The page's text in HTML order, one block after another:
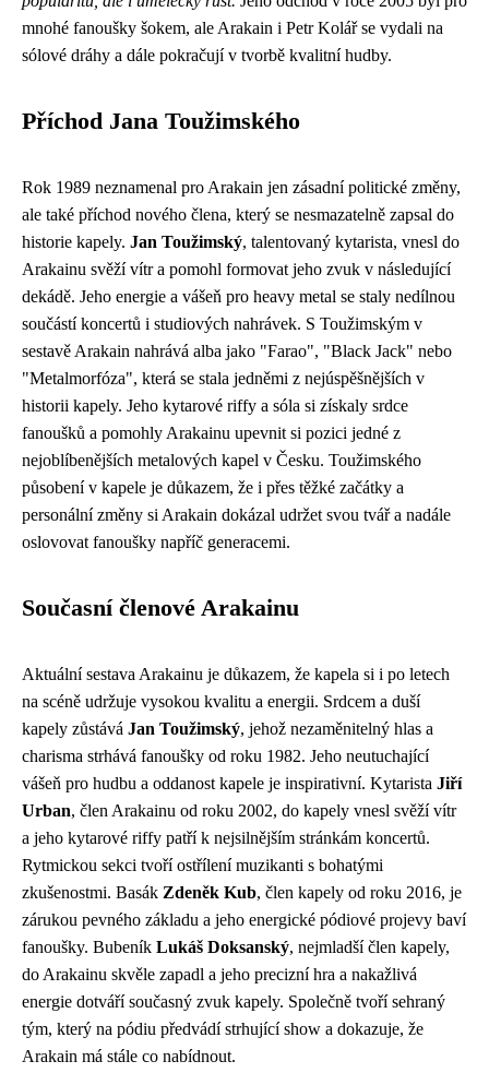
mnohé fanoušky šokem, ale Arakain i Petr Kolář se vydali na
sólové dráhy a dále pokračují v tvorbě kvalitní hudby.
Příchod Jana Toužimského
Rok 1989 neznamenal pro Arakain jen zásadní politické změny,
ale také příchod nového člena, který se nesmazatelně zapsal do
historie kapely. Jan Toužimský, talentovaný kytarista, vnesl do
Arakainu svěží vítr a pomohl formovat jeho zvuk v následující
dekádě. Jeho energie a vášeň pro heavy metal se staly nedílnou
součástí koncertů i studiových nahrávek. S Toužimským v
sestavě Arakain nahrává alba jako "Farao", "Black Jack" nebo
"Metalmorfóza", která se stala jedněmi z nejúspěšnějších v
historii kapely. Jeho kytarové riffy a sóla si získaly srdce
fanoušků a pomohly Arakainu upevnit si pozici jedné z
nejoblíbenějších metalových kapel v Česku. Toužimského
působení v kapele je důkazem, že i přes těžké začátky a
personální změny si Arakain dokázal udržet svou tvář a nadále
oslovovat fanoušky napříč generacemi.
Současní členové Arakainu
Aktuální sestava Arakainu je důkazem, že kapela si i po letech
na scéně udržuje vysokou kvalitu a energii. Srdcem a duší
kapely zůstává Jan Toužimský, jehož nezaměnitelný hlas a
charisma strhává fanoušky od roku 1982. Jeho neutuchající
vášeň pro hudbu a oddanost kapele je inspirativní. Kytarista Jiří
Urban, člen Arakainu od roku 2002, do kapely vnesl svěží vítr
a jeho kytarové riffy patří k nejsilnějším stránkám koncertů.
Rytmickou sekci tvoří ostřílení muzikanti s bohatými
zkušenostmi. Basák Zdeněk Kub, člen kapely od roku 2016, je
zárukou pevného základu a jeho energické pódiové projevy baví
fanoušky. Bubeník Lukáš Doksanský, nejmladší člen kapely,
do Arakainu skvěle zapadl a jeho precizní hra a nakažlivá
energie dotváří současný zvuk kapely. Společně tvoří sehraný
tým, který na pódiu předvádí strhující show a dokazuje, že
Arakain má stále co nabídnout.